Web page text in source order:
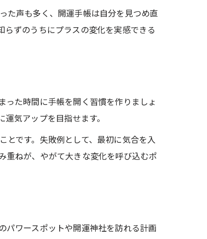
た声も多く、開運手帳は自分を見つめ直
ずのうちにプラスの変化を実感できる
た時間に手帳を開く習慣を作りましょ
気アップを目指せます。
です。失敗例として、最初に気合を入
重ねが、やがて大きな変化を呼び込むポ
パワースポットや開運神社を訪れる計画